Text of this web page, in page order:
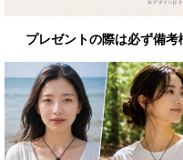
プレゼントの際は必ず備考